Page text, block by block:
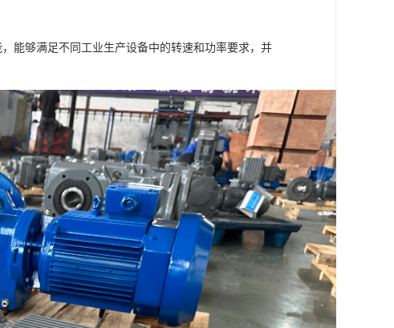
能够满足不同工业生产设备中的转速和功率要求，并